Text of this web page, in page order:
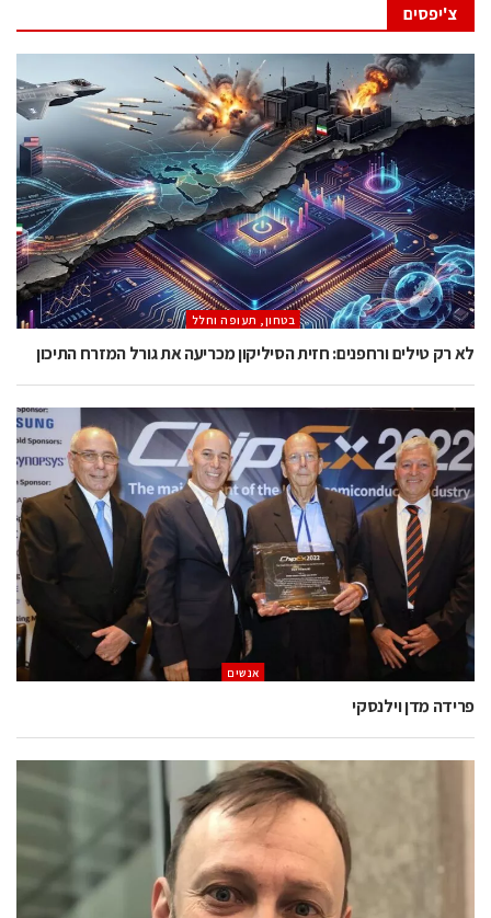
צ'יפסים
בטחון, תעופה וחלל
לא רק טילים ורחפנים: חזית הסיליקון מכריעה את גורל המזרח התיכון
אנשים
פרידה מדן וילנסקי